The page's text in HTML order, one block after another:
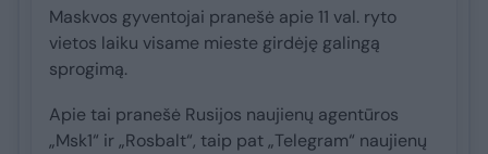
Maskvos gyventojai pranešė apie 11 val. ryto
vietos laiku visame mieste girdėję galingą
sprogimą.
Apie tai pranešė Rusijos naujienų agentūros
„Msk1“ ir „Rosbalt“, taip pat „Telegram“ naujienų